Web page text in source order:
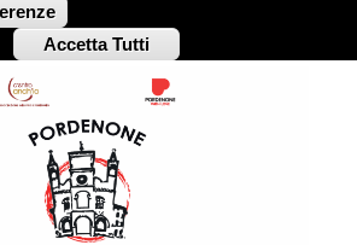
Accetta Tutti
Withdraw